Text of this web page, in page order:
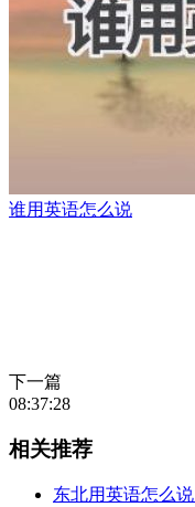
谁用英语怎么说
下一篇
08:37:28
相关推荐
东北用英语怎么说